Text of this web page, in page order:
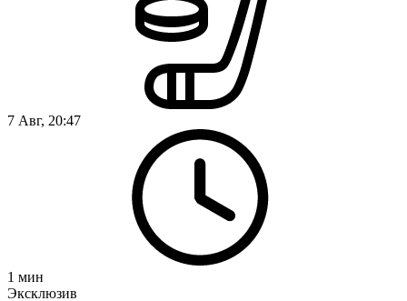
7 Авг, 20:47
1 мин
Эксклюзив